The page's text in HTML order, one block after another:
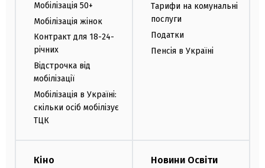
Мобілізація 50+
Мобілізація жінок
Контракт для 18-24-
річних
Відстрочка від
мобілізації
Мобілізація в Україні:
скільки осіб мобілізує
ТЦК
Тарифи на комунальні
послуги
Податки
Пенсія в Україні
Кіно Новини Освіти